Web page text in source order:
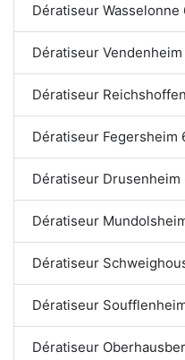
Dératiseur Wasselonne
Dératiseur
Dératiseur
Dératiseur Fegersheim
Dératiseur Drusenheim
Dératiseur
Dératiseur
Dératiseur
Dératiseur